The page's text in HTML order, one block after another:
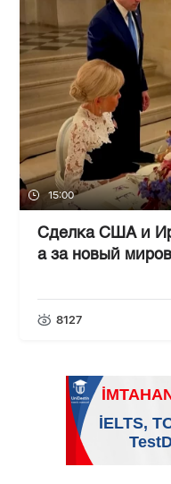
15:00
Сделка США и
а за новый
8127